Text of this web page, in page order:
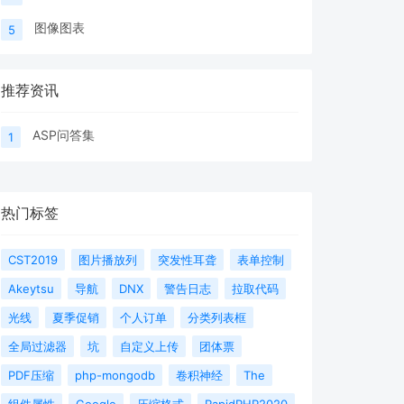
5 图像图表
推荐资讯
1 ASP问答集
热门标签
CST2019 图片播放列 突发性耳聋
表单控制
Akeytsu
导航 DNX 警告日志
拉取代码
光线
夏季促销 个人订单
分类列表框
全局过滤器
坑 自定义上传
团体票
PDF压缩
php-mongodb 卷积神经
The